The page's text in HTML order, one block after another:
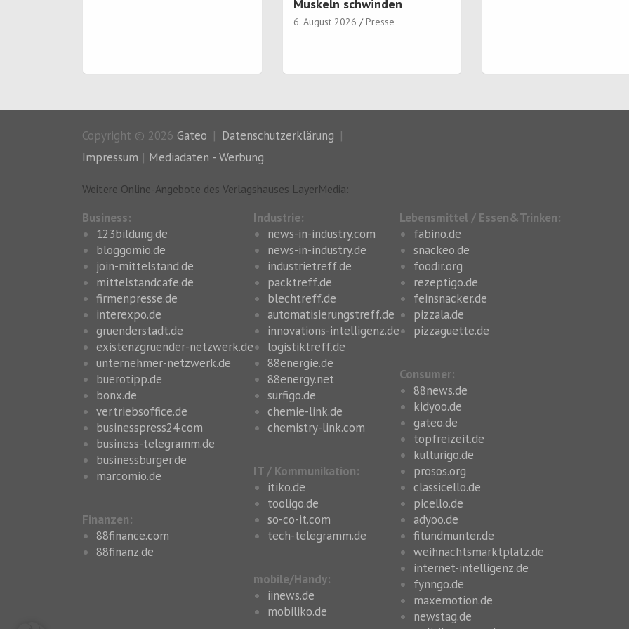
Muskeln schwinden
6. August 2026 Presse
Copyright © 2026 Gateo
Datenschutzerklärung
Impressum | Mediadaten - Werbung
Weitere Online-Angebote des Verlagshauses LayerMedia:
Business:
123bildung.de
bloggomio.de
join-mittelstand.de
mittelstandcafe.de
firmenpresse.de
interexpo.de
gruenderstadt.de
existenzgruender-netzwerk.de
unternehmer-netzwerk.de
buerotipp.de
bonx.de
vertriebsoffice.de
businesspress24.com
business-telegramm.de
businessburger.de
marcomio.de
Finanzen:
88finance.com
88finanz.de
Industrie:
news-in-industry.com
news-in-industry.de
industrietreff.de
packtreff.de
blechtreff.de
automatisierungstreff.de
innovations-intelligenz.de
logistiktreff.de
88energie.de
88energy.net
surfigo.de
chemie-link.de
chemistry-link.com
IT / Kommunikation:
itiko.de
tooligo.de
so-co-it.com
tech-telegramm.de
mobile/Handy:
iinews.de
mobiliko.de
Lebensmittel / Essen&Trinken:
fabino.de
snackeo.de
foodir.org
rezeptigo.de
feinsnacker.de
pizzala.de
pizzaguette.de
Consumer:
88news.de
kidyoo.de
gateo.de
topfreizeit.de
kulturigo.de
prosos.org
classicello.de
picello.de
adyoo.de
fitundmunter.de
weihnachtsmarktplatz.de
internet-intelligenz.de
fynngo.de
maxemotion.de
newstag.de